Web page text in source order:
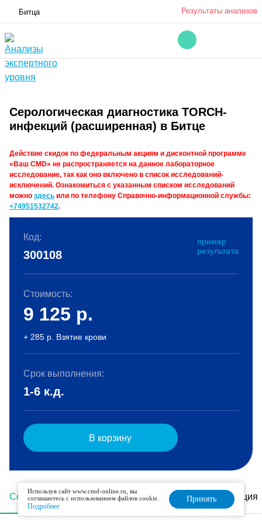
Битца Результаты анализов
Серологическая диагностика TORCH-
инфекций (расширенная) в Битце
Действие скидок по федеральным акциям и дисконтной программе
«Ваш CMD» не распространяется на данное лабораторное
исследование, так как оно включено в список исследований-
исключений. Ознакомиться с указанным списком исследований
можно здесь или по телефону Справочно-информационной службы:
+74951532742.
Состав Описание Подготовка Интерпретация
Код:
пример
результата
300108
Стоимость:
9 125 р.
+ 285 р. Взятие крови
Срок выполнения:
1-6 к.д.
В корзину
Используя сайт www.cmd-online.ru, вы
соглашаетесь с использованием файлов cookie.
Подробнее
Принять